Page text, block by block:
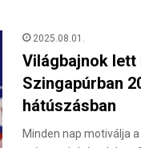
2025.08.01.
Világbajnok lett
Szingapúrban
hátúszásban
Minden nap motiválja